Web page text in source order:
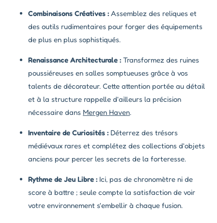
Combinaisons Créatives : Assemblez des reliques et
des outils rudimentaires pour forger des équipements
de plus en plus sophistiqués.
Renaissance Architecturale : Transformez des ruines
poussiéreuses en salles somptueuses grâce à vos
talents de décorateur. Cette attention portée au détail
et à la structure rappelle d'ailleurs la précision
nécessaire dans Mergen Haven.
Inventaire de Curiosités : Déterrez des trésors
médiévaux rares et complétez des collections d'objets
anciens pour percer les secrets de la forteresse.
Rythme de Jeu Libre : Ici, pas de chronomètre ni de
score à battre ; seule compte la satisfaction de voir
votre environnement s'embellir à chaque fusion.